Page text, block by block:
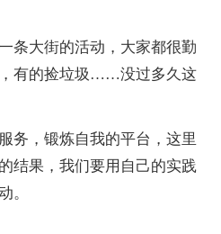
大街的活动，大家都很勤
有的捡垃圾……没过多久这
，锻炼自我的平台，这里
结果，我们要用自己的实践
。